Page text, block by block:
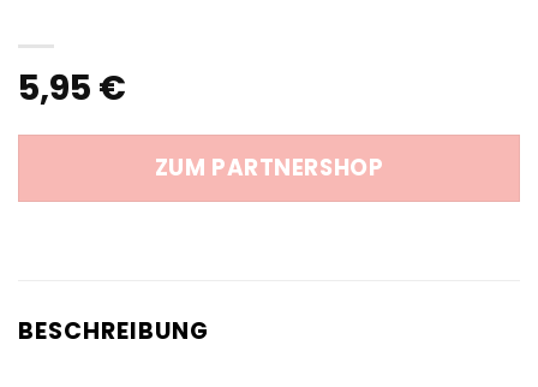
5,95 €
ZUM PARTNERSHOP
BESCHREIBUNG